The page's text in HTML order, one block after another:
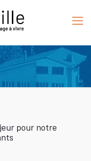
pour notre